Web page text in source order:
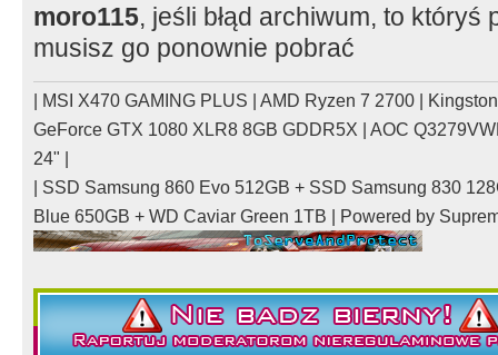
moro115, jeśli błąd archiwum, to
musisz go ponownie pobrać
| MSI X470 GAMING PLUS | AMD Ryzen 7 2700 |
GeForce GTX 1080 XLR8 8GB GDDR5X | AOC
24" |
| SSD Samsung 860 Evo 512GB + SSD Samsung 830
Blue 650GB + WD Caviar Green 1TB | Powered by